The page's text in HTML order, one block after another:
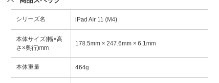
シリーズ名 iPad Air 11 (M4)
本体サイズ(幅×高
さ×奥行)mm
178.5mm × 247.6mm × 6.1mm
本体重量 464g